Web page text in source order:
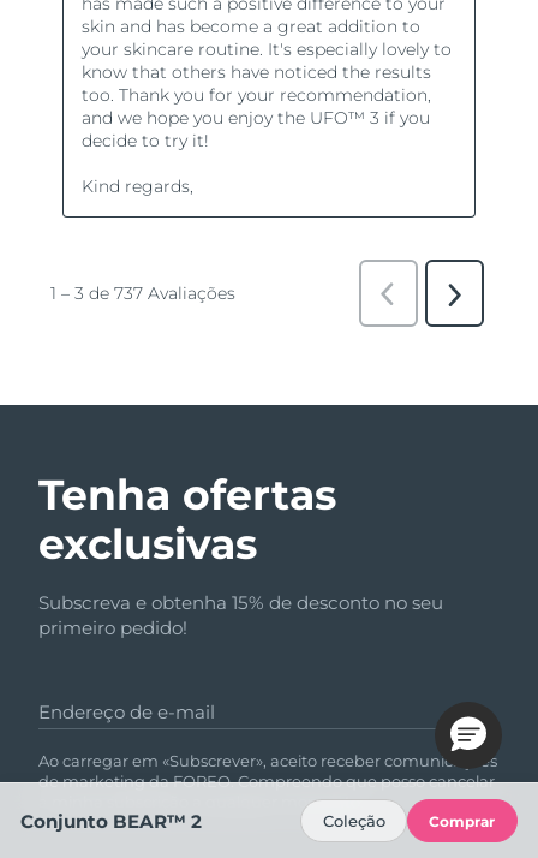
Tenha ofertas
exclusivas
Subscreva e obtenha 15% de desconto no seu
primeiro pedido!
Endereço de e-mail
Ao carregar em «Subscrever», aceito receber comunicações
de marketing da FOREO. Compreendo que posso cancelar
a minha subscrição a qualquer momento.
Conjunto BEAR™ 2 Coleção Comprar